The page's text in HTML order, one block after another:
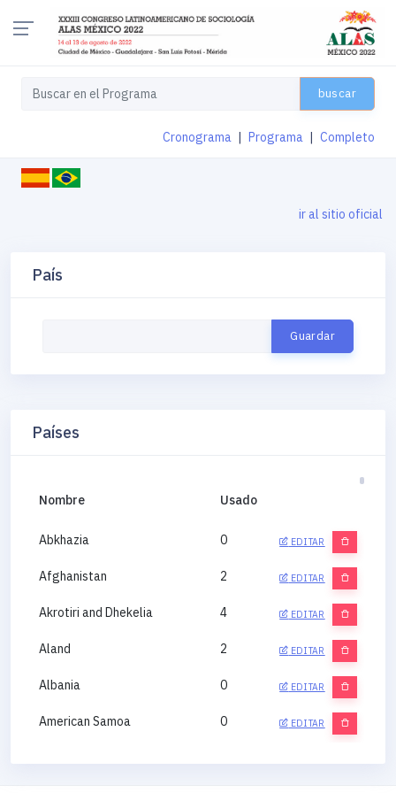
buscar
Cronograma Programa Completo
ir al sitio oficial
País
Países
Nombre Usado
Abkhazia 0 EDITAR
Afghanistan 2 EDITAR
Akrotiri and Dhekelia 4 EDITAR
Aland 2 EDITAR
Albania 0 EDITAR
American Samoa 0 EDITAR